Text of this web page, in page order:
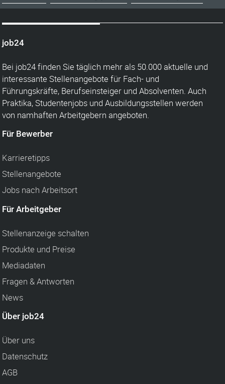
job24
Bei job24 finden Sie täglich mehr als 50.000 aktuelle und
interessante Stellenangebote für Fach- und
Führungskräfte, Berufseinsteiger und Absolventen. Auch
Praktika, Studentenjobs und Ausbildungsstellen werden
von namhaften Arbeitgebern angeboten.
Für Bewerber
Karrieretipps
Stellenangebote
Jobs nach Arbeitsort
Für Arbeitgeber
Stellenanzeige schalten
Produkte und Preise
Mediadaten
Fragen & Antworten
News
Über job24
Über uns
Datenschutz
AGB